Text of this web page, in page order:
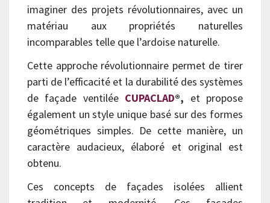
imaginer des projets révolutionnaires, avec un
matériau aux propriétés naturelles
incomparables telle que l’ardoise naturelle.
Cette approche révolutionnaire permet de tirer
parti de l’efficacité et la durabilité des systèmes
de façade ventilée CUPACLAD®, et propose
également un style unique basé sur des formes
géométriques simples. De cette manière, un
caractère audacieux, élaboré et original est
obtenu.
Ces concepts de façades isolées allient